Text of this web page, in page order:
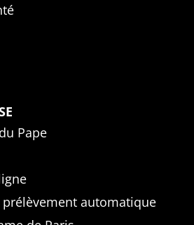
Pape
automatique